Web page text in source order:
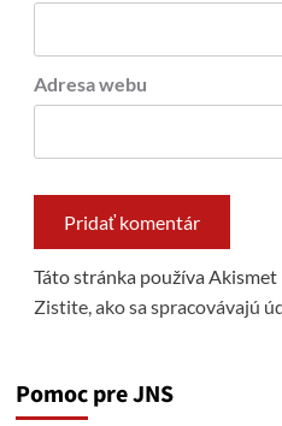
Adresa webu
Táto stránka používa Akismet
Zistite, ako sa spracovávajú
Pomoc pre JNS